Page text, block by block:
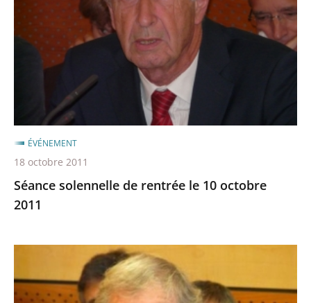
10
octobre
Séance solennelle de rentrée le 10 octobre
2011
ÉVÉNEMENT
18 octobre 2011
de